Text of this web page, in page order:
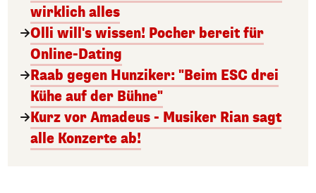
wirklich alles
Olli will's wissen! Pocher bereit für
Online-Dating
Raab gegen Hunziker: "Beim ESC drei
Kühe auf der Bühne"
Kurz vor Amadeus - Musiker Rian sagt
alle Konzerte ab!